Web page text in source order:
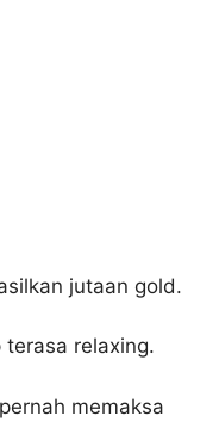
jutaan gold.
relaxing.
memaksa